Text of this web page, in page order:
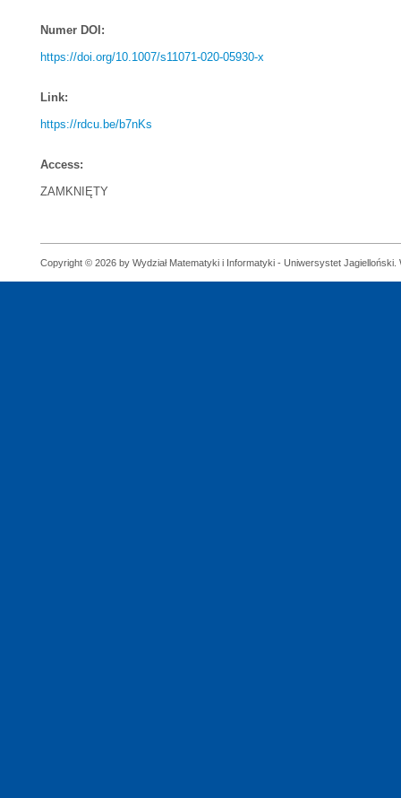
Numer DOI:
https://doi.org/10.1007/s11071-020-05930-x
Link:
https://rdcu.be/b7nKs
Access:
ZAMKNIĘTY
Copyright © 2026 by Wydział Matematyki i Informatyki - Uniwersystet